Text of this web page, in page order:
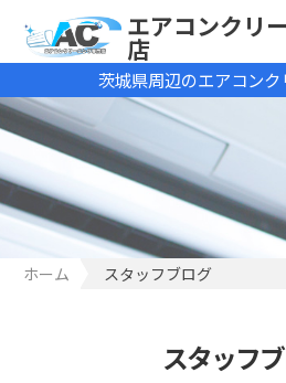
茨城県周辺のエアコンク
エアコンクリ
店
ホーム スタッフブログ
スタッフ